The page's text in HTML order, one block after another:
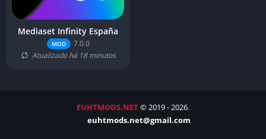
Mediaset Infinity España
MOD
7.0.0
Atualizado há 18 minutos
EUHTMODS.NET© 2019 - 2026.
euhtmods.net@gmail.com